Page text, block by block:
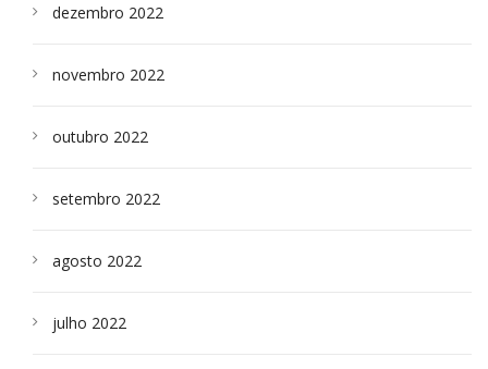
dezembro 2022
novembro 2022
outubro 2022
setembro 2022
agosto 2022
julho 2022